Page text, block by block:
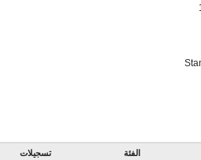
الفئة
تسجيلات